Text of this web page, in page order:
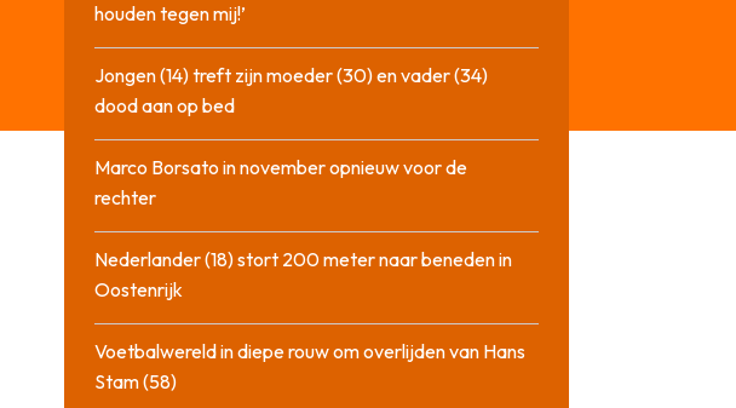
houden tegen mij!’
Jongen (14) treft zijn moeder (30) en vader (34)
dood aan op bed
Marco Borsato in november opnieuw voor de
rechter
Nederlander (18) stort 200 meter naar beneden in
Oostenrijk
Voetbalwereld in diepe rouw om overlijden van Hans
Stam (58)